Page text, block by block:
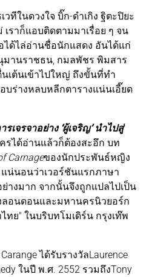
ทีในดวงใจ บิ๊ก-ดำเกิง ฐิตะปิยะ
เราก็แอบติดตามมาเรื่อย ๆ จน
ได้ไล่อ่านชื่อนักแสดง อันได้แก่
มานราชธน, กมลพัชร พิมสาร
นเต้นเข้าไปใหญ่ ถึงขั้นที่ทำ
บร่างหลบหลีกตารางแน่นเอี๊ยด
รเจรจาอย่าง ‘ผู้เจริญ’ นำไปสู่
รได้อ่านแล้วก็ต้องสะอึก บท
Carnageของนักประพันธ์หญิง
แน่นอนว่าเวอร์ชันแรกภาษา
ย่างมาก จากนั้นจึงถูกแปลไปเป็น
ลอนดอนและมหานครนิวยอร์ก
ทย" ในบริบทโมเดิร์น กรุงเท๊พ
ได้รับรางวัลLaurence
ในปี พ.ศ. 2552 รวมถึงTony